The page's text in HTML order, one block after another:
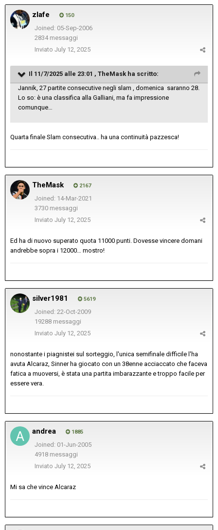
zlafe 150
Joined: 05-Sep-2006
2834 messaggi
Inviato July 12, 2025
Il 11/7/2025 alle 23:01 , TheMask ha scritto:
Jannik, 27 partite consecutive negli slam , domenica saranno 28.
Lo so: è una classifica alla Galliani, ma fa impressione
comunque…
Quarta finale Slam consecutiva.. ha una continuità pazzesca!
TheMask 2167
Joined: 14-Mar-2021
3730 messaggi
Inviato July 12, 2025
Ed ha di nuovo superato quota 11000 punti. Dovesse vincere domani
andrebbe sopra i 12000… mostro!
silver1981 5619
Joined: 22-Oct-2009
19288 messaggi
Inviato July 12, 2025
nonostante i piagnistei sul sorteggio, l'unica semifinale difficile l'ha
avuta Alcaraz, Sinner ha giocato con un 38enne acciaccato che faceva
fatica a muoversi, è stata una partita imbarazzante e troppo facile per
essere vera.
andrea 1885
Joined: 01-Jun-2005
4918 messaggi
Inviato July 12, 2025
Mi sa che vince Alcaraz